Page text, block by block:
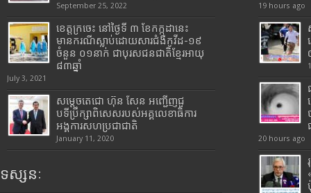
September 25, 2022
ខេត្តក្រចេះ នៅថ្ងៃទី ៣ ខែកក្កដានេះ
មានករណីស្លាប់ដោយសារជំងឺកូវីដ-១៩
ចំនួន ០១នាក់ ជាបុរសជនជាតិខ្មែរអាយុ
៨៣ឆ្នាំ
July 3, 2021
សម្តេចតេជោ ហ៊ុន សែន អញ្ជើញជួ
បទីប្រឹក្សាពិសេសរបស់អគ្គលេខាធិការ
អង្គការសហប្រជាជាតិ
January 11, 2020
ទស្សនៈ
19 hours ago
20 hours ago